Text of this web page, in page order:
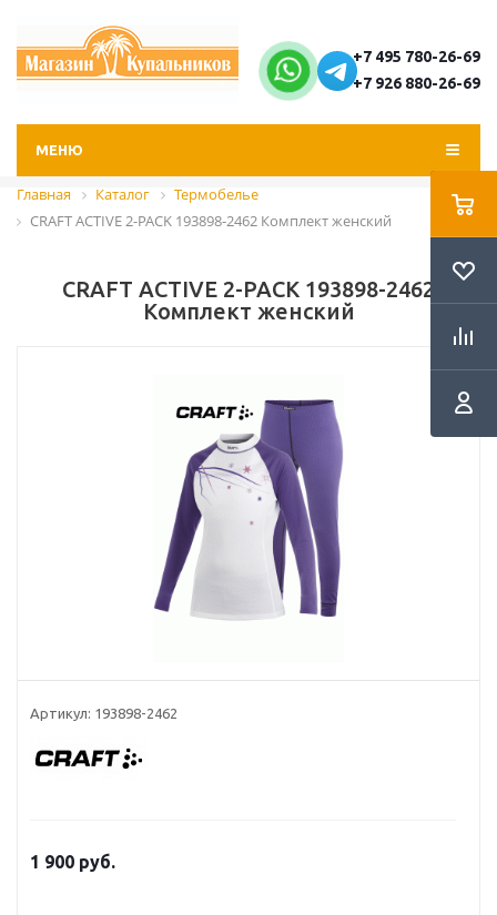
+7 495 780-26-69
+7 926 880-26-69
МЕНЮ
Главная Каталог
Термобелье
CRAFT ACTIVE 2-PACK 193898-2462 Комплект женский
CRAFT ACTIVE 2-PACK 193898-2462
Комплект женский
Артикул: 193898-2462
1 900 руб.